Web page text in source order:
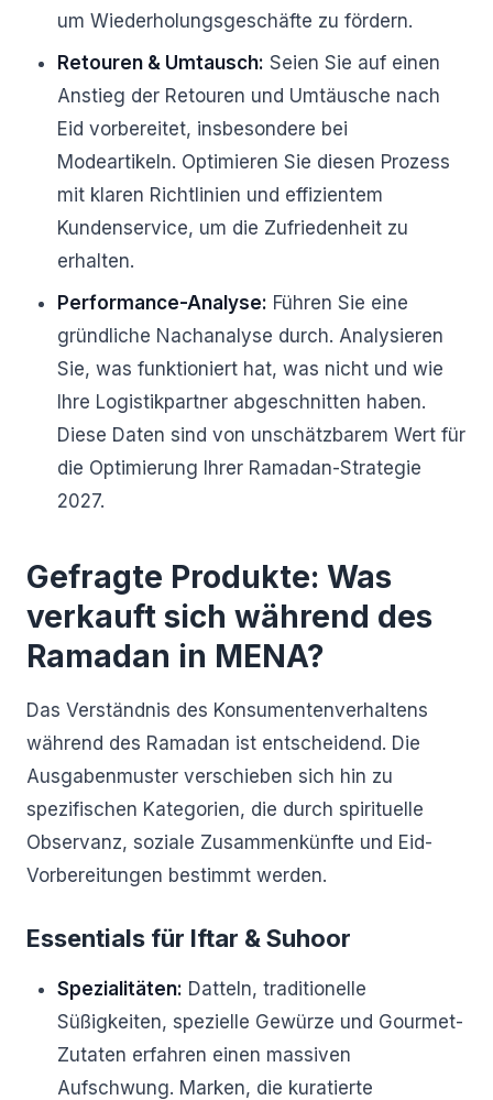
um Wiederholungsgeschäfte zu fördern.
Retouren & Umtausch: Seien Sie auf einen
Anstieg der Retouren und Umtäusche nach
Eid vorbereitet, insbesondere bei
Modeartikeln. Optimieren Sie diesen Prozess
mit klaren Richtlinien und effizientem
Kundenservice, um die Zufriedenheit zu
erhalten.
Performance-Analyse: Führen Sie eine
gründliche Nachanalyse durch. Analysieren
Sie, was funktioniert hat, was nicht und wie
Ihre Logistikpartner abgeschnitten haben.
Diese Daten sind von unschätzbarem Wert für
die Optimierung Ihrer Ramadan-Strategie
2027.
Gefragte Produkte: Was
verkauft sich während des
Ramadan in MENA?
Das Verständnis des Konsumentenverhaltens
während des Ramadan ist entscheidend. Die
Ausgabenmuster verschieben sich hin zu
spezifischen Kategorien, die durch spirituelle
Observanz, soziale Zusammenkünfte und Eid-
Vorbereitungen bestimmt werden.
Essentials für Iftar & Suhoor
Spezialitäten: Datteln, traditionelle
Süßigkeiten, spezielle Gewürze und Gourmet-
Zutaten erfahren einen massiven
Aufschwung. Marken, die kuratierte